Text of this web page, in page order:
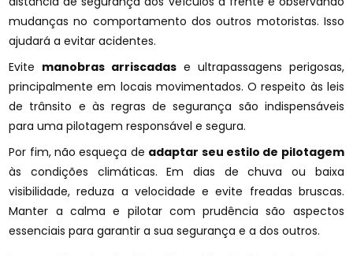
mudanças no comportamento dos outros motoristas. Isso
ajudará a evitar acidentes.
Evite manobras arriscadas e ultrapassagens perigosas,
principalmente em locais movimentados. O respeito às leis
de trânsito e às regras de segurança são indispensáveis
para uma pilotagem responsável e segura.
Por fim, não esqueça de adaptar seu estilo de pilotagem
às condições climáticas. Em dias de chuva ou baixa
visibilidade, reduza a velocidade e evite freadas bruscas.
Manter a calma e pilotar com prudência são aspectos
essenciais para garantir a sua segurança e a dos outros.